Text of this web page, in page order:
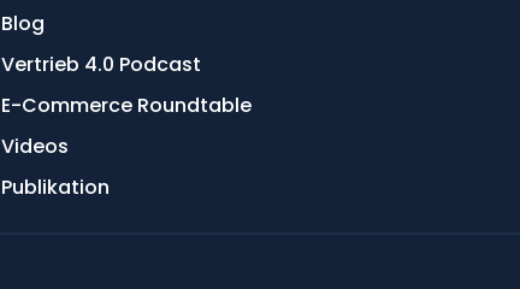
Blog
Vertrieb 4.0 Podcast
E-Commerce Roundtable
Videos
Publikation